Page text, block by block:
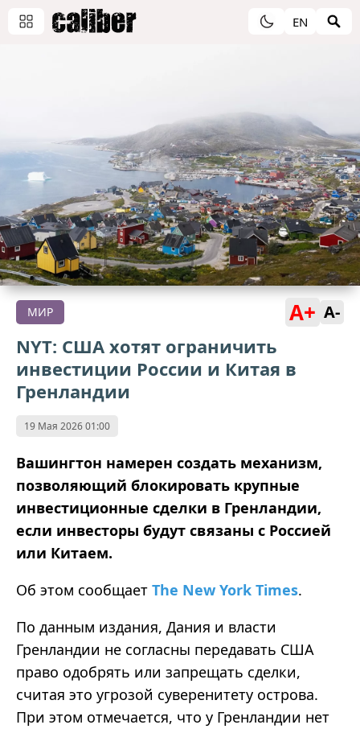
EN
МИР A+ A-
NYT: США хотят ограничить
инвестиции России и Китая в
Гренландии
19 Мая 2026 01:00
Вашингтон намерен создать механизм,
позволяющий блокировать крупные
инвестиционные сделки в Гренландии,
если инвесторы будут связаны с Россией
или Китаем.
Об этом сообщает The New York Times.
По данным издания, Дания и власти
Гренландии не согласны передавать США
право одобрять или запрещать сделки,
считая это угрозой суверенитету острова.
При этом отмечается, что у Гренландии нет